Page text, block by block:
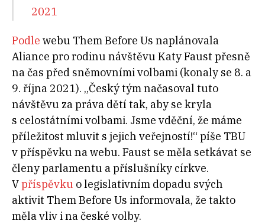
2021
Podle webu Them Before Us naplánovala
Aliance pro rodinu návštěvu Katy Faust přesně
na čas před sněmovními volbami (konaly se 8. a
9. října 2021). „Český tým načasoval tuto
návštěvu za práva dětí tak, aby se kryla
s celostátními volbami. Jsme vděční, že máme
příležitost mluvit s jejich veřejností!“ píše TBU
v příspěvku na webu. Faust se měla setkávat se
členy parlamentu a příslušníky církve.
Vpříspěvku o legislativním dopadu svých
aktivit Them Before Us informovala, že takto
měla vliv i na české volby.